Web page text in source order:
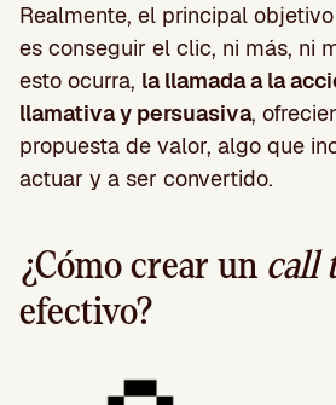
Realmente, el principal
es conseguir el clic, ni más, ni
esto ocurra, la llamada a la
llamativa y persuasiva,
propuesta de valor, algo que
actuar y a ser convertido.
¿Cómo crear un call
efectivo?